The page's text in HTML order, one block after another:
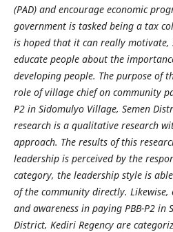
(PAD) and encourage economic
government is tasked being a tax
is hoped that it can really motivate,
educate people about the
developing people. The purpose of
role of village chief on community
P2 in Sidomulyo Village, Semen
research is a qualitative research
approach. The results of this
leadership is perceived by the
category, the leadership style is
of the community directly.
and awareness in paying PBB-P2 in
District, Kediri Regency are